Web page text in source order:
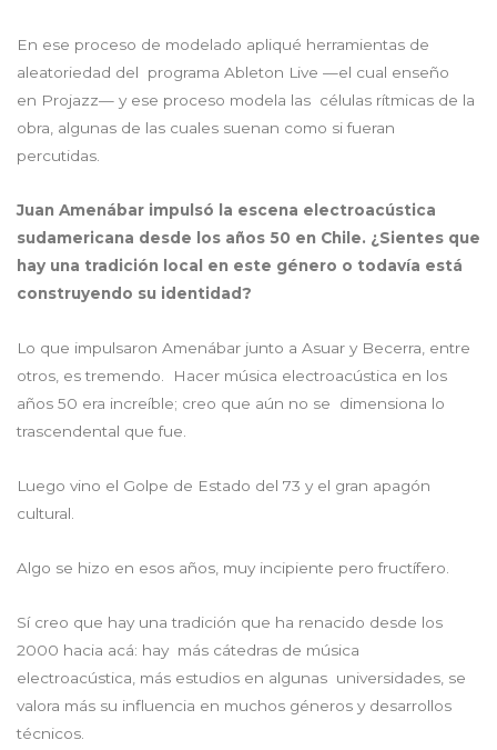
En ese proceso de modelado apliqué herramientas de
aleatoriedad del programa Ableton Live —el cual enseño
en Projazz— y ese proceso modela las células rítmicas de la
obra, algunas de las cuales suenan como si fueran
percutidas.
Juan Amenábar impulsó la escena electroacústica
sudamericana desde los años 50 en Chile. ¿Sientes que
hay una tradición local en este género o todavía está
construyendo su identidad?
Lo que impulsaron Amenábar junto a Asuar y Becerra, entre
otros, es tremendo. Hacer música electroacústica en los
años 50 era increíble; creo que aún no se dimensiona lo
trascendental que fue.
Luego vino el Golpe de Estado del 73 y el gran apagón
cultural.
Algo se hizo en esos años, muy incipiente pero fructífero.
Sí creo que hay una tradición que ha renacido desde los
2000 hacia acá: hay más cátedras de música
electroacústica, más estudios en algunas universidades, se
valora más su influencia en muchos géneros y desarrollos
técnicos.